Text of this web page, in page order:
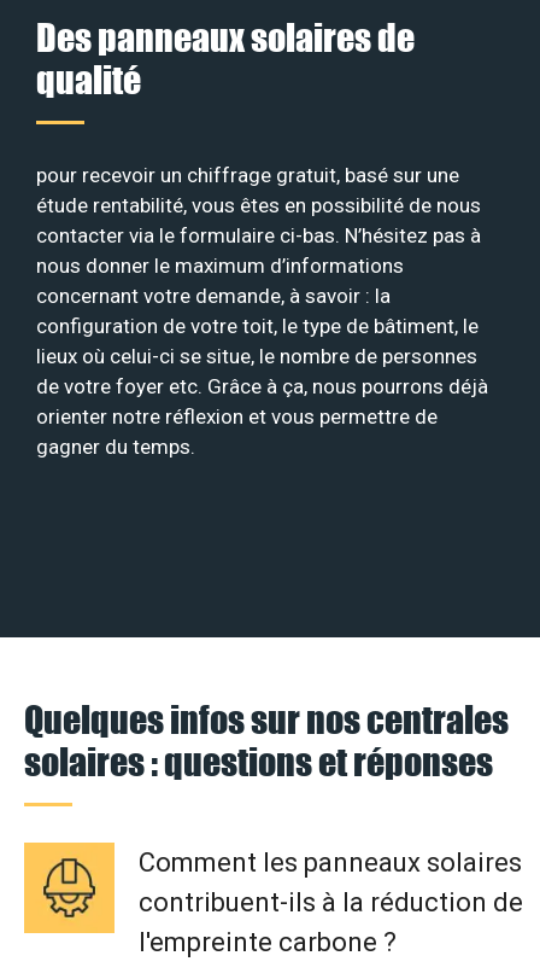
Des panneaux solaires de
qualité
pour recevoir un chiffrage gratuit, basé sur une
étude rentabilité, vous êtes en possibilité de nous
contacter via le formulaire ci-bas. N’hésitez pas à
nous donner le maximum d’informations
concernant votre demande, à savoir : la
configuration de votre toit, le type de bâtiment, le
lieux où celui-ci se situe, le nombre de personnes
de votre foyer etc. Grâce à ça, nous pourrons déjà
orienter notre réflexion et vous permettre de
gagner du temps.
Quelques infos sur nos centrales
solaires : questions et réponses
Comment les panneaux solaires
contribuent-ils à la réduction de
l'empreinte carbone ?